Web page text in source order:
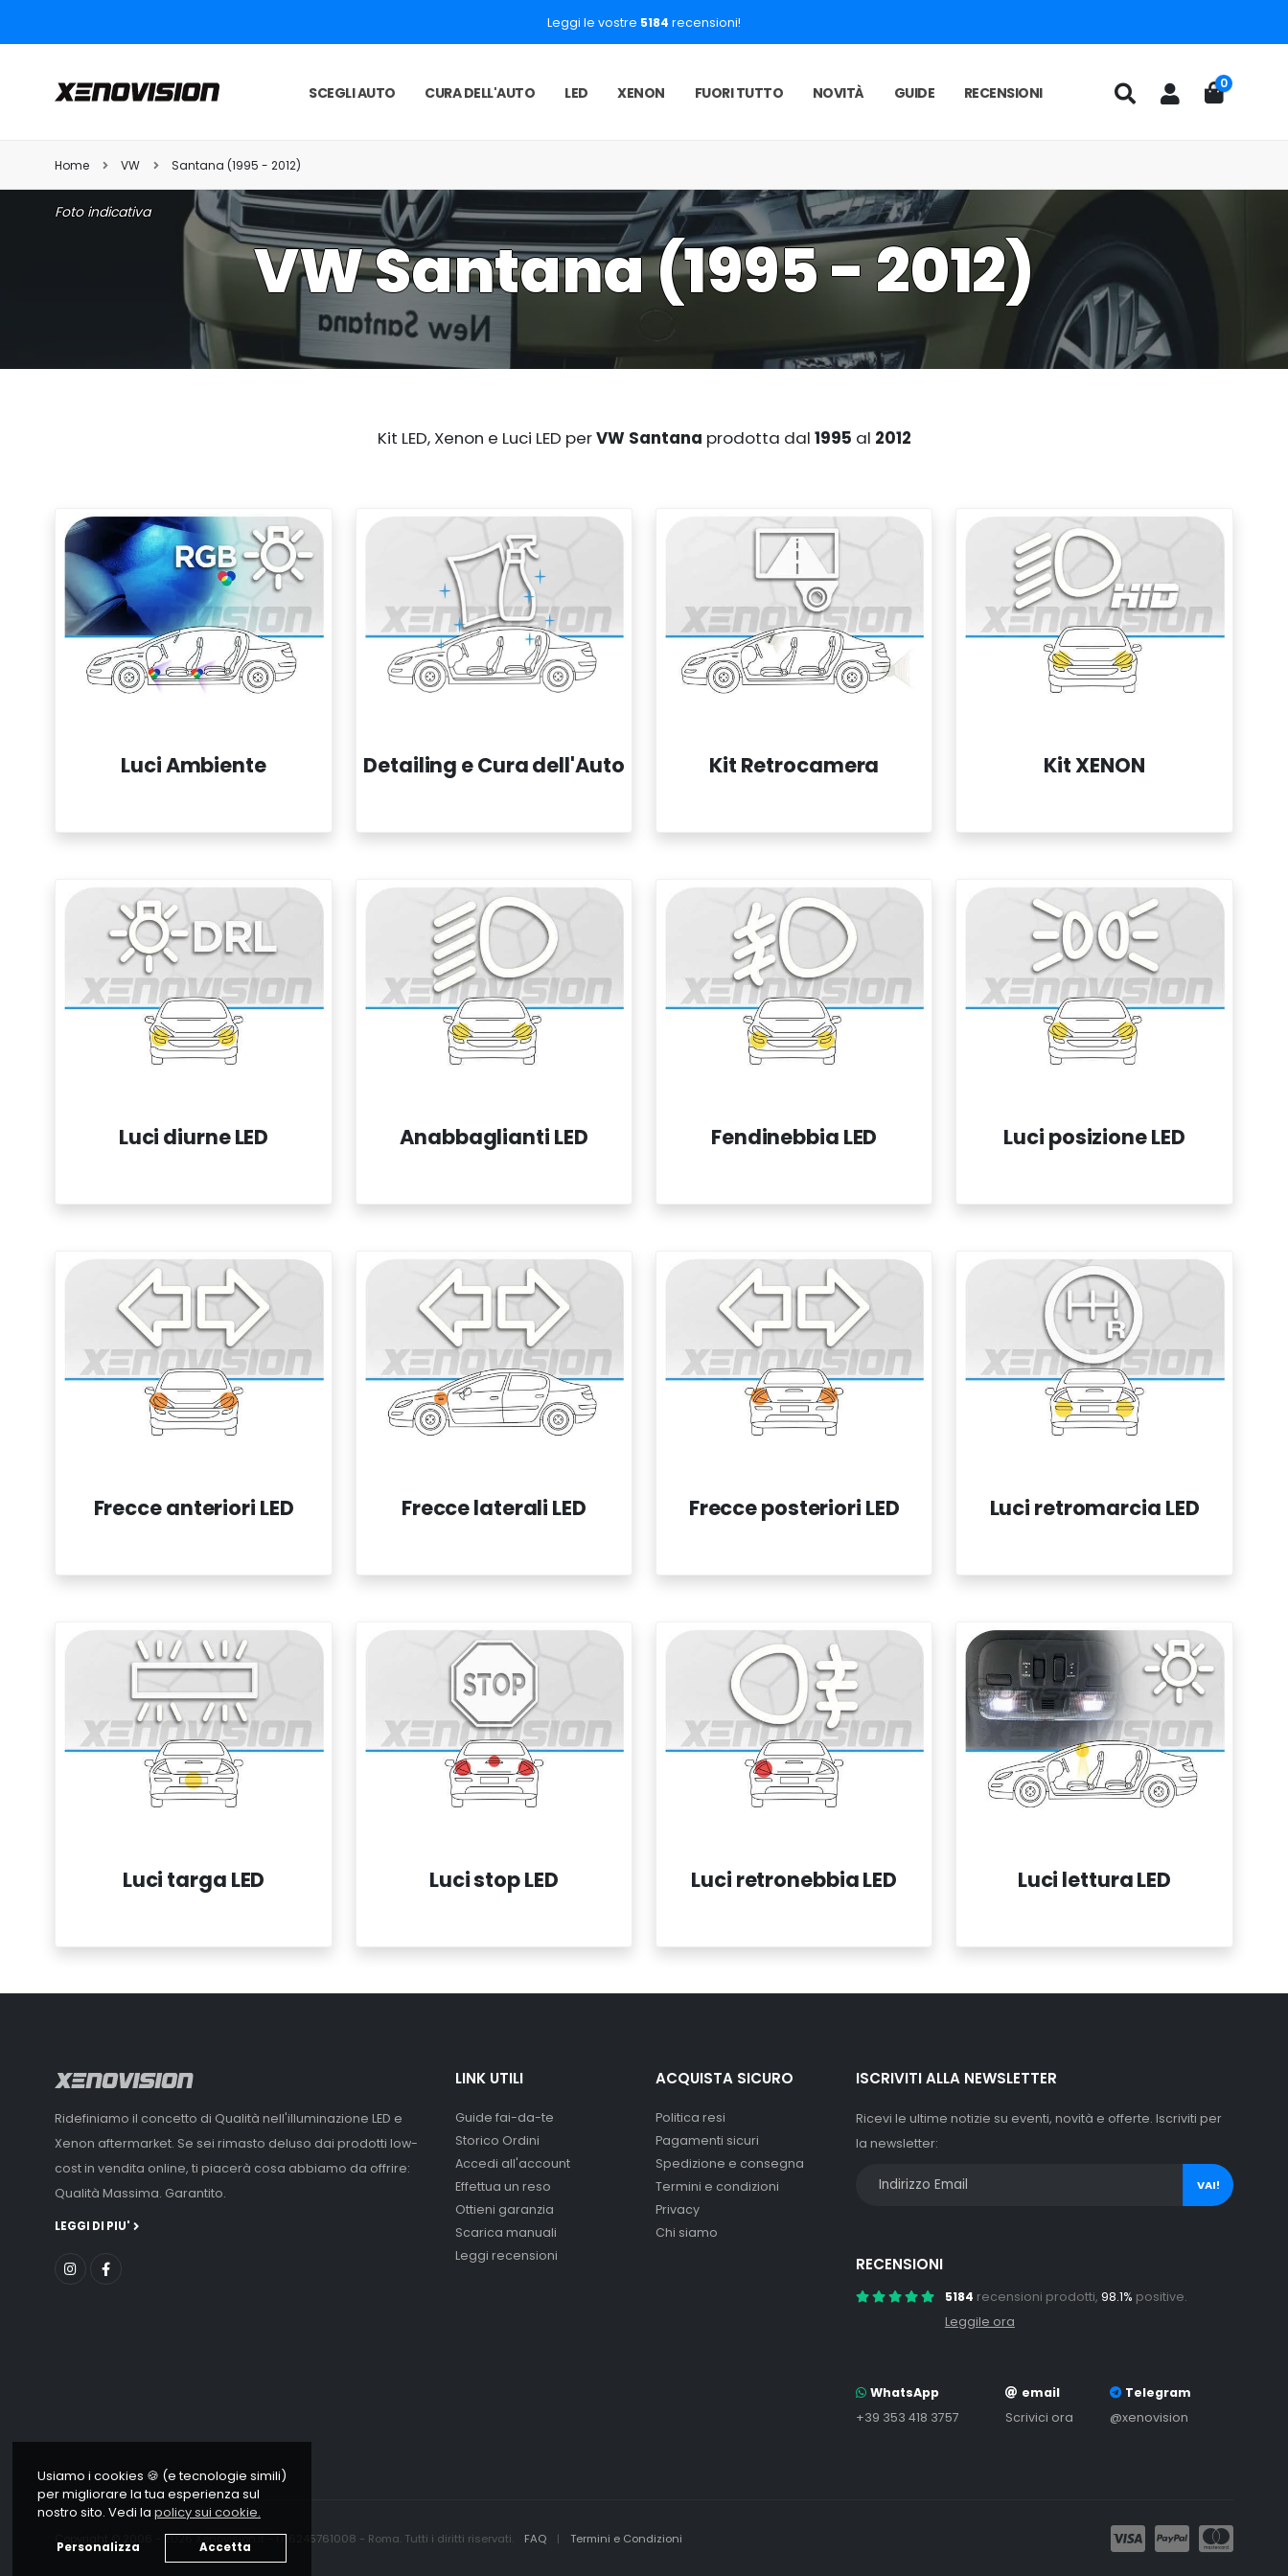
Leggi le vostre 5184 recensioni!
SCEGLI AUTO CURA DELL'AUTO LED XENON FUORI TUTTO NOVITÀ GUIDE RECENSIONI
0
Home VW Santana (1995 - 2012)
Foto indicativa
VW Santana (1995 - 2012)
Kit LED, Xenon e Luci LED perVW Santana prodotta dal 1995 al 2012
Luci Ambiente Detailing e Cura dell'Auto Kit Retrocamera Kit XENON
Luci diurne LED Anabbaglianti LED Fendinebbia LED Luci posizione LED
Frecce anteriori LED Frecce laterali LED Frecce posteriori LED Luci retromarcia LED
Luci targa LED Luci stop LED Luci retronebbia LED Luci lettura LED
Ridefiniamo il concetto di Qualità nell'illuminazione LED e
Xenon aftermarket. Se sei rimasto deluso dai prodotti low-
cost in vendita online, ti piacerà cosa abbiamo da offrire:
Qualità Massima. Garantito.
LEGGI DI PIU'
LINK UTILI
Guide fai-da-te
Storico Ordini
Accedi all'account
Effettua un reso
Ottieni garanzia
Scarica manuali
Leggi recensioni
ACQUISTA SICURO
Politica resi
Pagamenti sicuri
Spedizione e consegna
Termini e condizioni
Privacy
Chi siamo
ISCRIVITI ALLA NEWSLETTER
Ricevi le ultime notizie su eventi, novità e offerte. Iscriviti per
la newsletter:
VAI!
RECENSIONI
5184 recensioni prodotti, 98.1% positive.
Leggile ora
WhatsApp
+39 353 418 3757
email
Scrivici ora
Telegram
@xenovision
Copyright © 2006 - 2026 Xenovision.it - IT16245761008 - Roma. Tutti i diritti riservati. FAQ | Termini e Condizioni
Usiamo i cookies 🍪 (e tecnologie simili)
per migliorare la tua esperienza sul
nostro sito. Vedi la policy sui cookie.
Personalizza Accetta